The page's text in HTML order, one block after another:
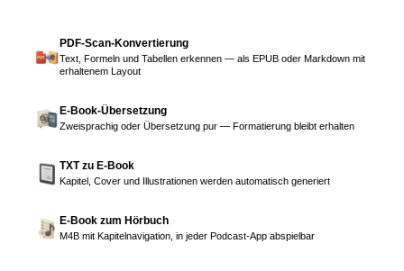
PDF-Scan-Konvertierung
Text, Formeln und Tabellen erkennen — als EPUB oder Markdown mit
erhaltenem Layout
E-Book-Übersetzung
Zweisprachig oder Übersetzung pur — Formatierung bleibt erhalten
TXT zu E-Book
Kapitel, Cover und Illustrationen werden automatisch generiert
E-Book zum Hörbuch
M4B mit Kapitelnavigation, in jeder Podcast-App abspielbar